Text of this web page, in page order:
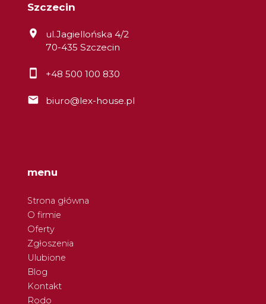
Szczecin
ul.Jagiellońska 4/2
70-435 Szczecin
+48 500 100 830
biuro@lex-house.pl
menu
Strona główna
O firmie
Oferty
Zgłoszenia
Ulubione
Blog
Kontakt
Rodo